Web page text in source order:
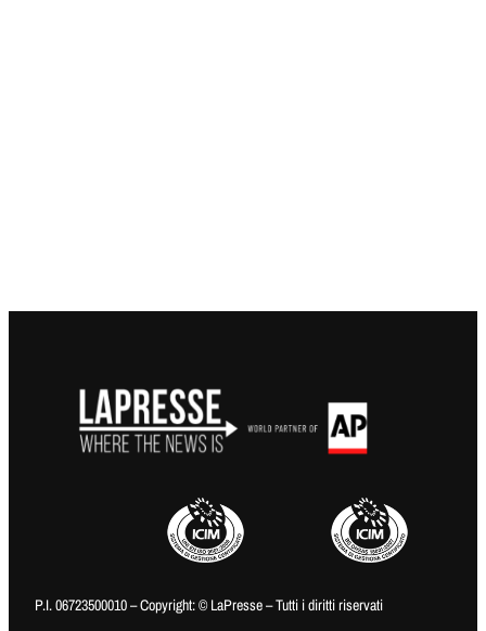
P.I. 06723500010 – Copyright: © LaPresse – Tutti i diritti riservati